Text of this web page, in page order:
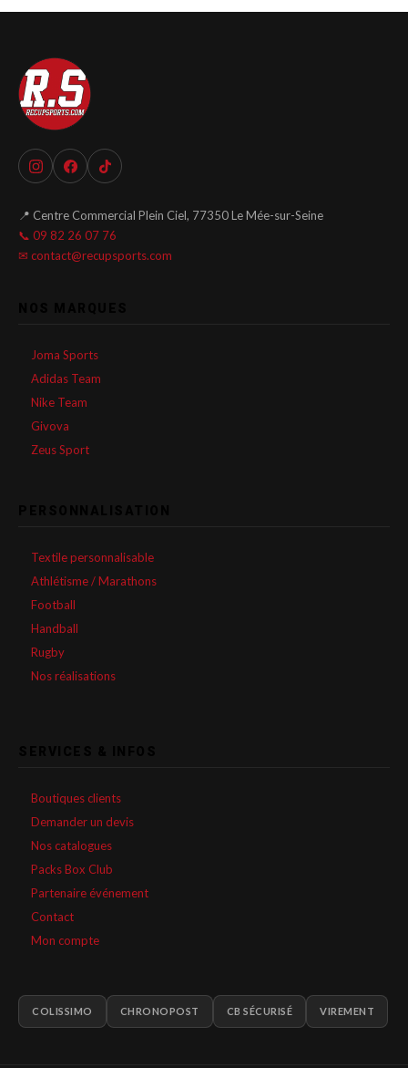
📍 Centre Commercial Plein Ciel, 77350 Le Mée-sur-Seine
📞 09 82 26 07 76
✉ contact@recupsports.com
Joma Sports
Adidas Team
Nike Team
Givova
Zeus Sport
Textile personnalisable
Athlétisme / Marathons
Football
Handball
Rugby
Nos réalisations
Boutiques clients
Demander un devis
Nos catalogues
Packs Box Club
Partenaire événement
Contact
Mon compte
COLISSIMO CHRONOPOST CB SÉCURISÉ VIREMENT